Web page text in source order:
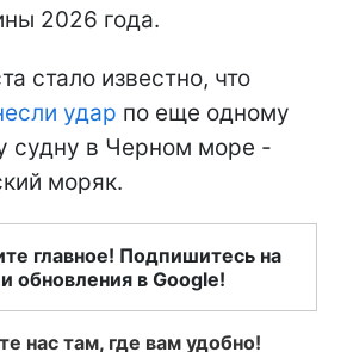
2026 года.
стало известно, что
удар по еще одному
судну в Черном море -
моряк.
главное! Подпишитесь на
обновления в Google!
нас там, где вам удобно!